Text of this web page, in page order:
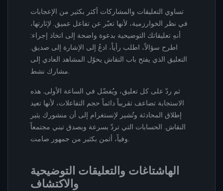
تساوي التعليقات والمشاركات أكثر بكثير من الإعجابات
في نظر الخوارزمية، لأنها تعبّر عن تفاعل عميق. لإثارتها،
أنهِ تعليقاتك التوضيحية بدعوة واضحة إلى اتخاذ إجراء:
اطرح سؤالاً، اطلب رأياً، ادعُ إلى الإشارة إلى صديق.
التعليق الذي يفتح باب النقاش يحوّل المشاهد العادي إلى
مشارك نشط.
ثم ردّ على كل تعليق، ويُفضّل في الساعة الأولى. هذه
الاستجابة تضاعف تقريباً دائماً حجم التفاعلات، لأنها تعيد
إطلاق المحادثة وتُشير لإنستغرام إلى أن منشورك يثير
النقاش. الحسابات التي تردّ بسرعة وبصدق تبني مجتمعاً
وفياً، أثمن بكثير من جمهور صامت.
الهاشتاغات والتعليقات التوضيحية
والاكتشاف